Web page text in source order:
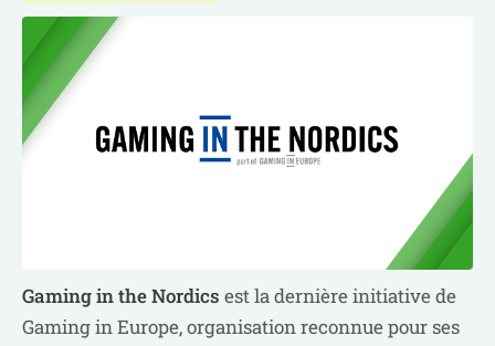
Gaming in the Nordics est la dernière initiative de
Gaming in Europe, organisation reconnue pour ses